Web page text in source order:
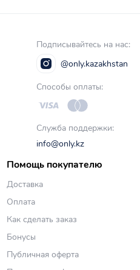
Подписывайтесь на нас:
@only.kazakhstan
Способы оплаты:
Служба поддержки:
info@only.kz
Помощь покупателю
Доставка
Оплата
Как сделать заказ
Бонусы
Публичная оферта